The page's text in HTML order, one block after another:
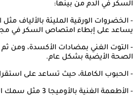
السكر في الدم من بينها:
- الخضروات الورقية المليئة بالألياف مثل
يساعد على إبطاء امتصاص السكر في
- التوت الغني بمضادات الأكسدة، ومن ثم
الصحة الأيضية بشكل عام.
- الحبوب الكاملة، حيث تساعد على
- الأطعمة الغنية